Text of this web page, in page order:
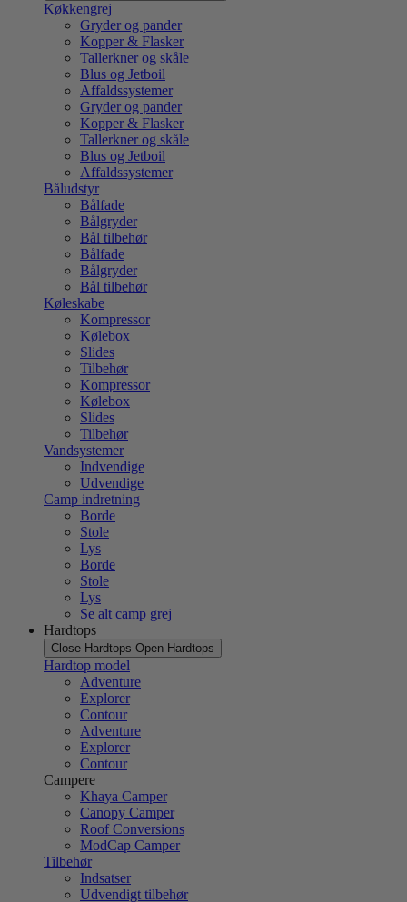
Køkkengrej
Gryder og pander
Kopper & Flasker
Tallerkner og skåle
Blus og Jetboil
Affaldssystemer
Gryder og pander
Kopper & Flasker
Tallerkner og skåle
Blus og Jetboil
Affaldssystemer
Båludstyr
Bålfade
Bålgryder
Bål tilbehør
Bålfade
Bålgryder
Bål tilbehør
Køleskabe
Kompressor
Kølebox
Slides
Tilbehør
Kompressor
Kølebox
Slides
Tilbehør
Vandsystemer
Indvendige
Udvendige
Camp indretning
Borde
Stole
Lys
Borde
Stole
Lys
Se alt camp grej
Hardtops
Close Hardtops Open Hardtops
Hardtop model
Adventure
Explorer
Contour
Adventure
Explorer
Contour
Campere
Khaya Camper
Canopy Camper
Roof Conversions
ModCap Camper
Tilbehør
Indsatser
Udvendigt tilbehør